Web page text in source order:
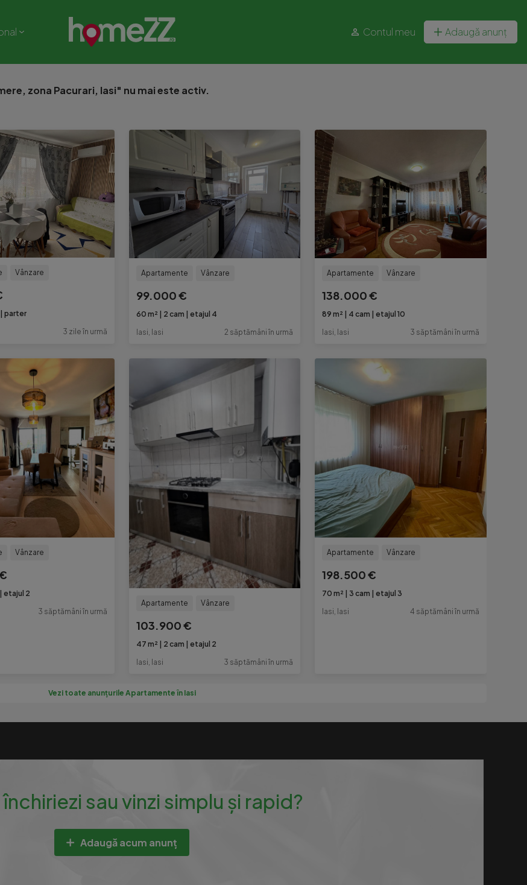
Contul meu Adaugă anunț
zona Pacurari, Iasi" nu mai este activ.
Vânzare
parter
3 zile în urmă
Apartamente Vânzare
99.000 €
60 m² 2 cam
etajul 4
Iasi, Iasi
2 săptămâni în urmă
Apartamente Vânzare
138.000 €
89 m² 4 cam
etajul 10
Iasi, Iasi
3 săptămâni în urmă
Vânzare
etajul 2
3 săptămâni în urmă
Apartamente Vânzare
103.900 €
47 m² 2 cam
etajul 2
Iasi, Iasi
3 săptămâni în urmă
Apartamente Vânzare
198.500 €
70 m² 3 cam
etajul 3
Iasi, Iasi
4 săptămâni în urmă
Vezi toate anunțurile Apartamente în Iasi
închiriezi sau vinzi simplu și rapid?
Adaugă acum anunț